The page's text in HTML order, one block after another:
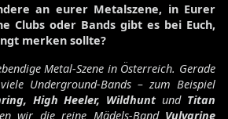
an eurer Metalszene, in Eurer
Clubs oder Bands gibt es bei Euch,
merken sollte?
Metal-Szene in Österreich. Gerade
Underground-Bands – zum Beispiel
High Heeler, Wildhunt und Titan
wir die reine Mädels-Band Vulvarine